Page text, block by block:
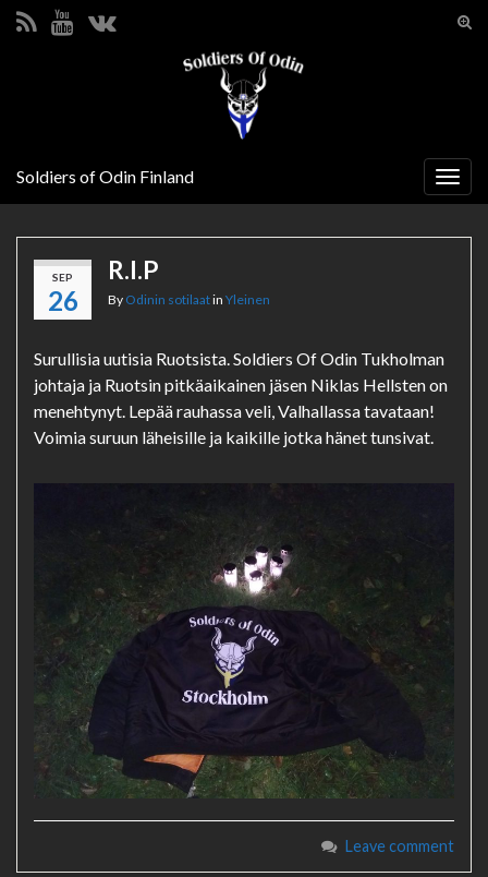
Search for:
Soldiers of Odin Finland
SEP
26
R.I.P
By Odinin sotilaatin Yleinen
Surullisia uutisia Ruotsista. Soldiers Of Odin Tukholman
johtaja ja Ruotsin pitkäaikainen jäsen Niklas Hellsten on
menehtynyt. Lepää rauhassa veli, Valhallassa tavataan!
Voimia suruun läheisille ja kaikille jotka hänet tunsivat.
Leave comment